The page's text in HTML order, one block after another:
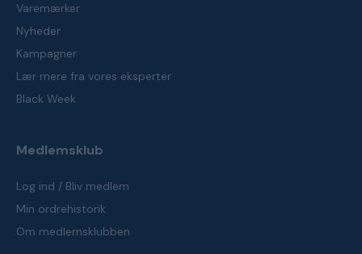
Varemærker
Nyheder
Kampagner
Lær mere fra vores eksperter
Black Week
Medlemsklub
Log ind / Bliv medlem
Min ordrehistorik
Om medlemsklubben